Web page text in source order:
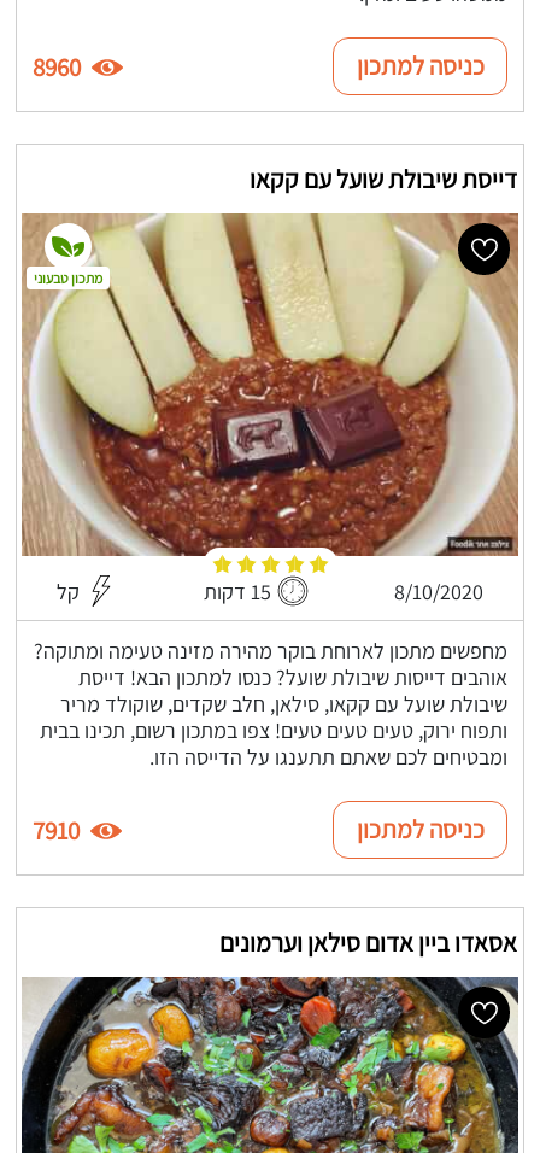
כניסה למתכון 8960
דייסת שיבולת שועל עם קקאו
8/10/2020 15 דקות קל
מחפשים מתכון לארוחת בוקר מהירה מזינה טעימה ומתוקה?
אוהבים דייסות שיבולת שועל? כנסו למתכון הבא! דייסת
שיבולת שועל עם קקאו, סילאן, חלב שקדים, שוקולד מריר
ותפוח ירוק, טעים טעים טעים! צפו במתכון רשום, תכינו בבית
ומבטיחים לכם שאתם תתענגו על הדייסה הזו.
מתכון טבעוני
כניסה למתכון 7910
אסאדו ביין אדום סילאן וערמונים